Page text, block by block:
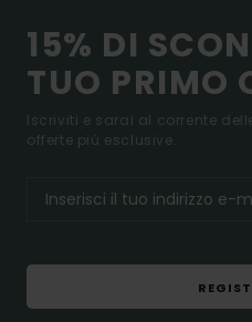
15% DI
TUO PRIMO
Iscriviti e sarai al corrente
offerte più esclusive.